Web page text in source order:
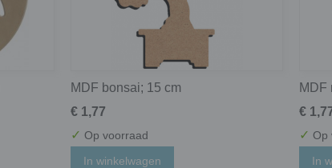
MDF bonsai; 15 cm
€ 1,77
✓ Op voorraad
In winkelwagen
MDF
€
✓ Op
In